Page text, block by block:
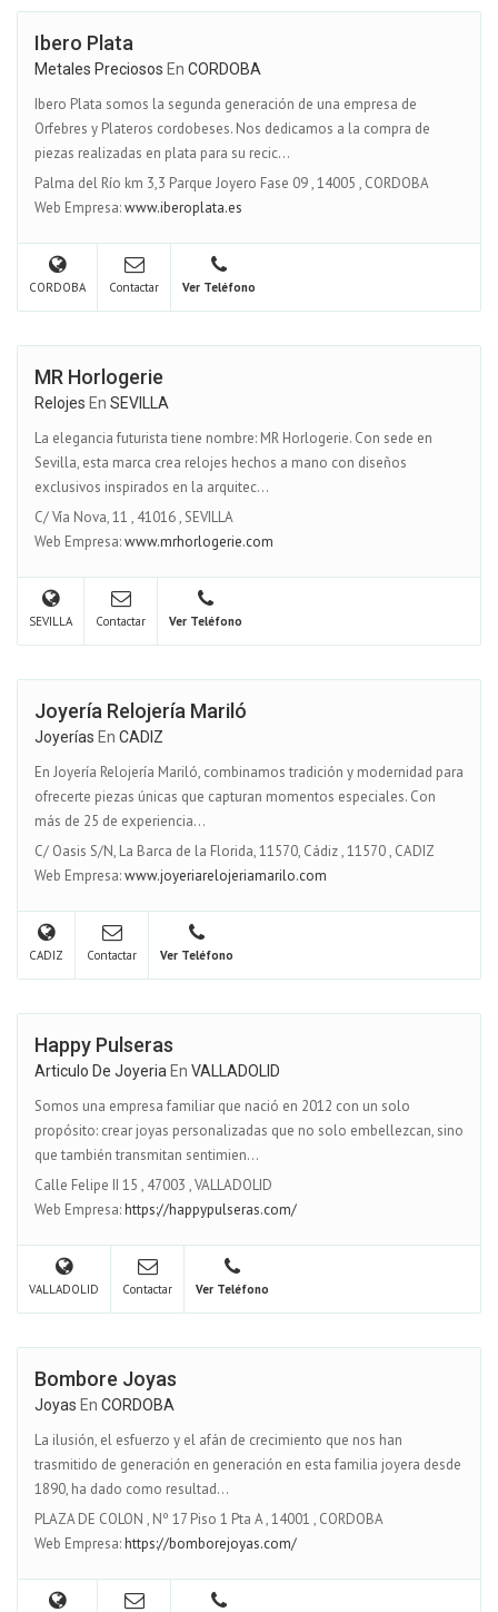
Ibero Plata
Metales Preciosos En CORDOBA
Ibero Plata somos la segunda generación de una empresa de
Orfebres y Plateros cordobeses. Nos dedicamos a la compra de
piezas realizadas en plata para su recic...
Palma del Río km 3,3 Parque Joyero Fase 09,14005 , CORDOBA
Web Empresa:www.iberoplata.es
CORDOBA Contactar Ver Teléfono
MR Horlogerie
Relojes En SEVILLA
La elegancia futurista tiene nombre: MR Horlogerie. Con sede en
Sevilla, esta marca crea relojes hechos a mano con diseños
exclusivos inspirados en la arquitec...
C/ Vía Nova, 11 , 41016,SEVILLA
Web Empresa:www.mrhorlogerie.com
SEVILLA Contactar Ver Teléfono
Joyería Relojería Mariló
Joyerías En CADIZ
En Joyería Relojería Mariló, combinamos tradición y modernidad para
ofrecerte piezas únicas que capturan momentos especiales. Con
más de 25 de experiencia...
C/ Oasis S/N, La Barca de la Florida, 11570, Cádiz,11570, CADIZ
Web Empresa:www.joyeriarelojeriamarilo.com
CADIZ Contactar Ver Teléfono
Happy Pulseras
Articulo De Joyeria En VALLADOLID
Somos una empresa familiar que nació en 2012 con un solo
propósito: crear joyas personalizadas que no solo embellezcan, sino
que también transmitan sentimien...
Calle Felipe II 15 , 47003 ,VALLADOLID
Web Empresa:https://happypulseras.com/
VALLADOLID Contactar Ver Teléfono
Bombore Joyas
Joyas En CORDOBA
La ilusión, el esfuerzo y el afán de crecimiento que nos han
trasmitido de generación en generación en esta familia joyera desde
1890, ha dado como resultad...
PLAZA DE COLON , Nº 17 Piso 1 Pta A,14001 , CORDOBA
Web Empresa:https://bomborejoyas.com/